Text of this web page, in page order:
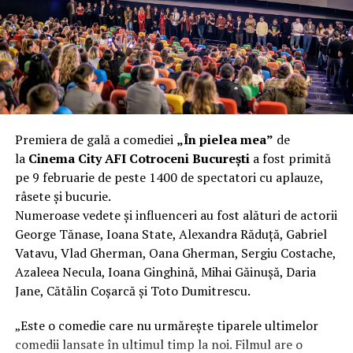
fier vechi a doua zi. Asta ca să fie clar de la început: nu
vorbim despre preferințe estetice, ci despre
funcționalitate reală.
Aluminiul, pe scurt: ușor,
rezistent la coroziune, dar cu
nuanțe
Aluminiul e materialul care apare primul în conversație
când cineva caută un pavilion ușor. Și pe bună dreptate.
Densitatea aluminiului e de aproximativ 2,7 g/cm³, față
de circa 7,8 g/cm³ pentru oțel. Practic, la un volum
identic, aluminiul cântărește cam o treime din greutatea
oțelului. Pentru oricine transportă, montează și
demontează frecvent o structură, diferența asta se
simte enorm.
Premiera de gală a comediei „În pielea mea” de
la Cinema City AFI Cotroceni Bucureștia fost primită
pe 9 februarie de peste 1400 de spectatori cu aplauze,
râsete și bucurie.
Numeroase vedete și influenceri au fost alături de actorii
George Tănase, Ioana State, Alexandra Răduță, Gabriel
Vatavu, Vlad Gherman, Oana Gherman, Sergiu Costache,
Azaleea Necula, Ioana Ginghină, Mihai Găinușă, Daria
Jane, Cătălin Coșarcă și Toto Dumitrescu.
„Este o comedie care nu urmărește tiparele ultimelor
comedii lansate în ultimul timp la noi. Filmul are o